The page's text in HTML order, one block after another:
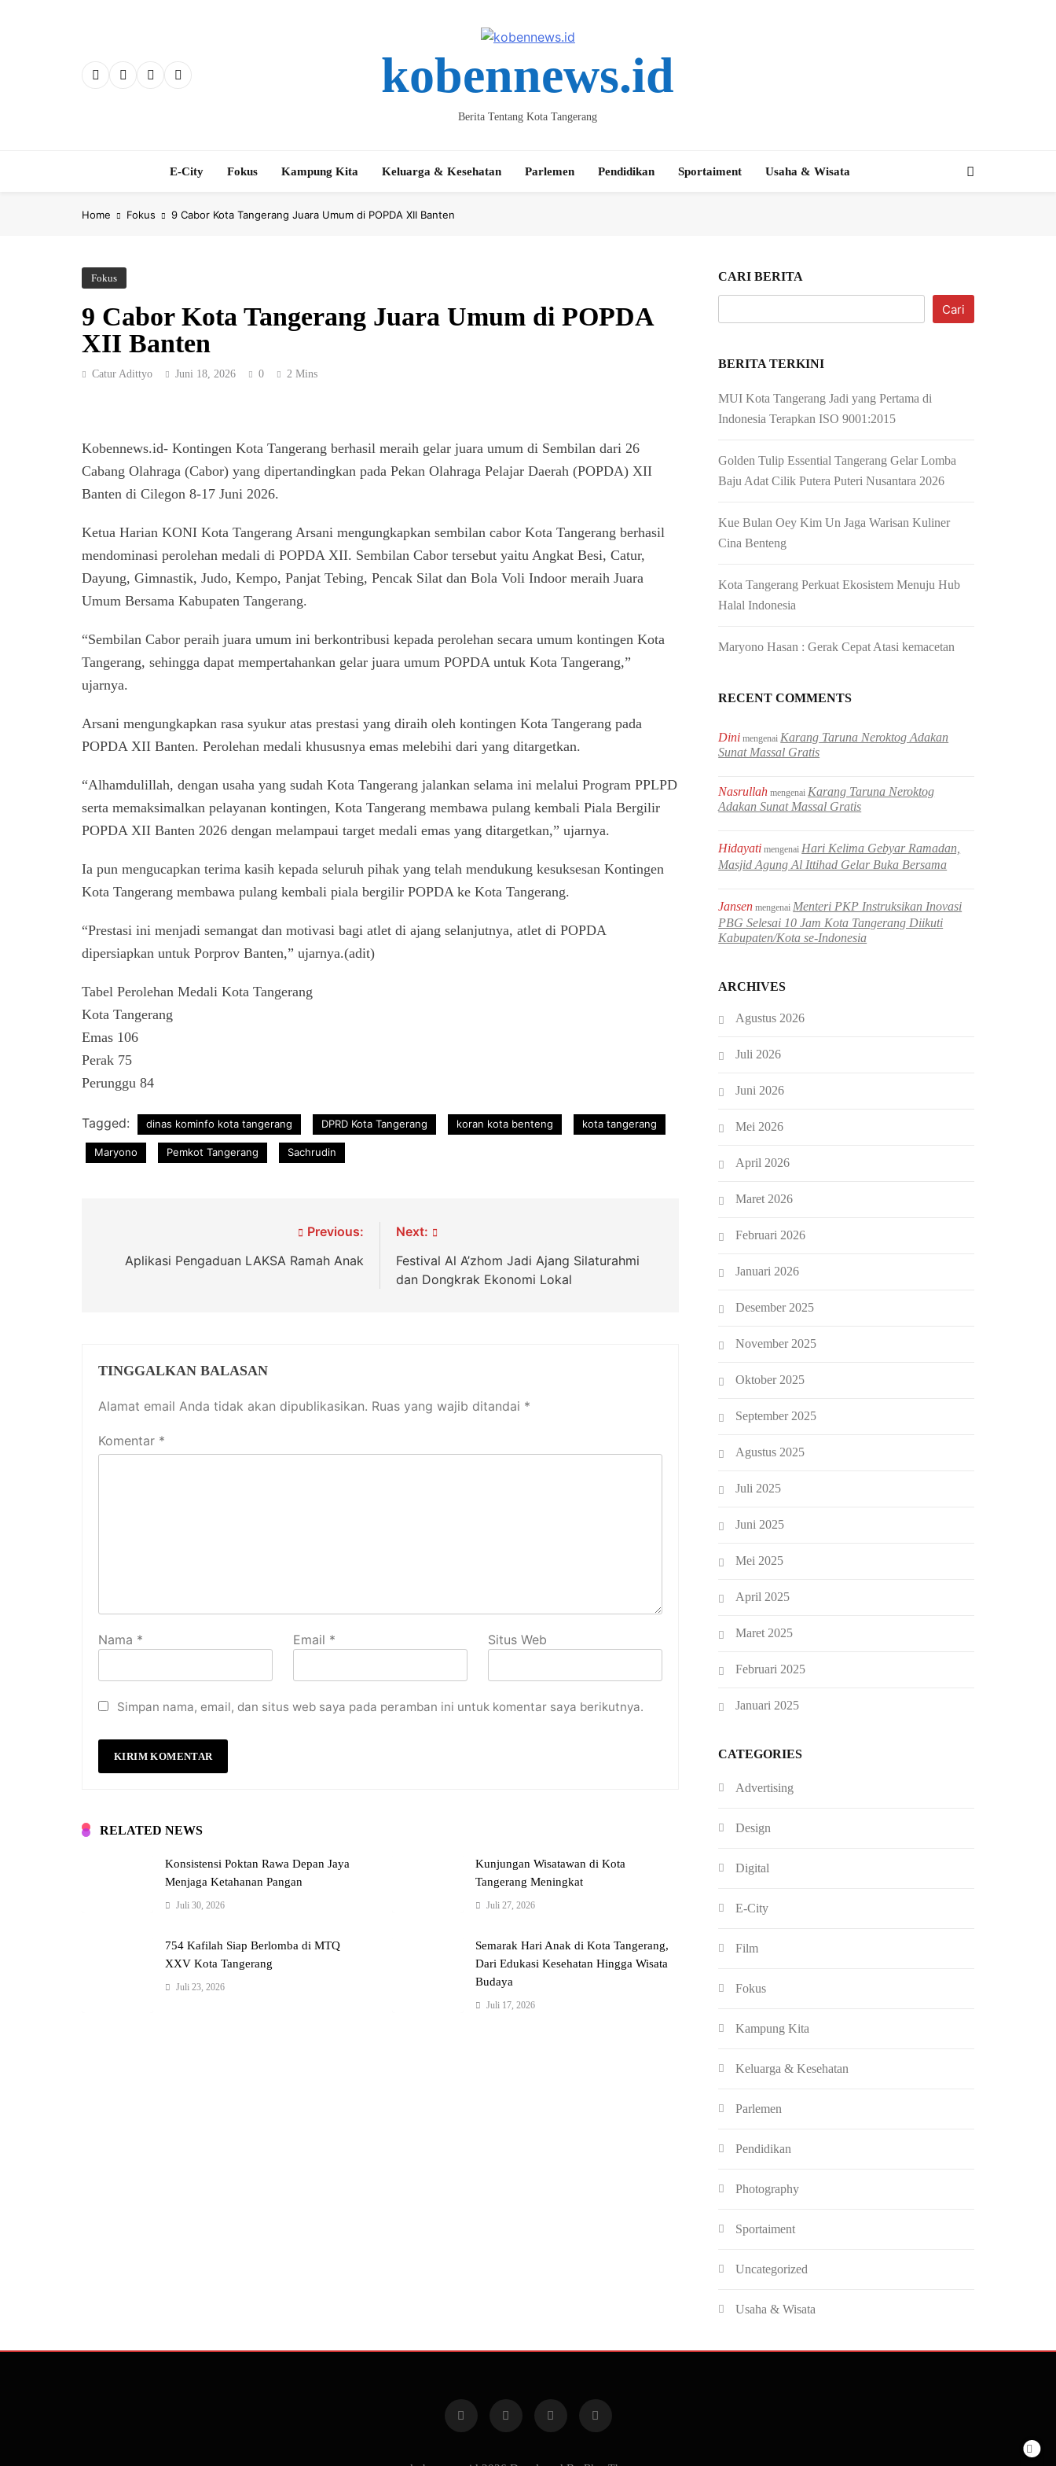
kobennews.id
Berita Tentang Kota Tangerang
E-City Fokus Kampung Kita Keluarga & Kesehatan Parlemen Pendidikan Sportaiment Usaha & Wisata
Home Fokus 9 Cabor Kota Tangerang Juara Umum di POPDA XII Banten
Fokus
9 Cabor Kota Tangerang Juara Umum di POPDA
XII Banten
Catur Adittyo Juni 18, 2026 0 2 Mins
Kobennews.id- Kontingen Kota Tangerang berhasil meraih gelar juara umum di Sembilan dari 26
Cabang Olahraga (Cabor) yang dipertandingkan pada Pekan Olahraga Pelajar Daerah (POPDA) XII
Banten di Cilegon 8-17 Juni 2026.
Ketua Harian KONI Kota Tangerang Arsani mengungkapkan sembilan cabor Kota Tangerang berhasil
mendominasi perolehan medali di POPDA XII. Sembilan Cabor tersebut yaitu Angkat Besi, Catur,
Dayung, Gimnastik, Judo, Kempo, Panjat Tebing, ⁠Pencak Silat dan ⁠Bola Voli Indoor meraih Juara
Umum Bersama Kabupaten Tangerang.
“Sembilan Cabor peraih juara umum ini berkontribusi kepada perolehan secara umum kontingen Kota
Tangerang, sehingga dapat mempertahankan gelar juara umum POPDA untuk Kota Tangerang,”
ujarnya.
Arsani mengungkapkan rasa syukur atas prestasi yang diraih oleh kontingen Kota Tangerang pada
POPDA XII Banten. Perolehan medali khususnya emas melebihi dari yang ditargetkan.
“Alhamdulillah, dengan usaha yang sudah Kota Tangerang jalankan selama ini melalui Program PPLPD
serta memaksimalkan pelayanan kontingen, Kota Tangerang membawa pulang kembali Piala Bergilir
POPDA XII Banten 2026 dengan melampaui target medali emas yang ditargetkan,” ujarnya.
Ia pun mengucapkan terima kasih kepada seluruh pihak yang telah mendukung kesuksesan Kontingen
Kota Tangerang membawa pulang kembali piala bergilir POPDA ke Kota Tangerang.
“Prestasi ini menjadi semangat dan motivasi bagi atlet di ajang selanjutnya, atlet di POPDA
dipersiapkan untuk Porprov Banten,” ujarnya.(adit)
Tabel Perolehan Medali Kota Tangerang
Kota Tangerang
Emas 106
Perak 75
Perunggu 84
Tagged: dinas kominfo kota tangerang DPRD Kota Tangerang koran kota benteng kota tangerang
Maryono Pemkot Tangerang Sachrudin
pos
Previous:
Aplikasi Pengaduan LAKSA Ramah Anak
Next:
Festival Al A’zhom Jadi Ajang Silaturahmi
dan Dongkrak Ekonomi Lokal
TINGGALKAN BALASAN
Alamat email Anda tidak akan dipublikasikan. Ruas yang wajib ditandai *
Komentar *
Nama * Email * Situs Web
Simpan nama, email, dan situs web saya pada peramban ini untuk komentar saya berikutnya.
RELATED NEWS
Konsistensi Poktan Rawa Depan Jaya
Menjaga Ketahanan Pangan
Juli 30, 2026
Kunjungan Wisatawan di Kota
Tangerang Meningkat
Juli 27, 2026
754 Kafilah Siap Berlomba di MTQ
XXV Kota Tangerang
Juli 23, 2026
Semarak Hari Anak di Kota Tangerang,
Dari Edukasi Kesehatan Hingga Wisata
Budaya
Juli 17, 2026
CARI BERITA
Cari
BERITA TERKINI
MUI Kota Tangerang Jadi yang Pertama di
Indonesia Terapkan ISO 9001:2015
Golden Tulip Essential Tangerang Gelar Lomba
Baju Adat Cilik Putera Puteri Nusantara 2026
Kue Bulan Oey Kim Un Jaga Warisan Kuliner
Cina Benteng
Kota Tangerang Perkuat Ekosistem Menuju Hub
Halal Indonesia
Maryono Hasan : Gerak Cepat Atasi kemacetan
RECENT COMMENTS
Dini mengenaiKarang Taruna Neroktog Adakan
Sunat Massal Gratis
Nasrullah mengenaiKarang Taruna Neroktog
Adakan Sunat Massal Gratis
Hidayati mengenaiHari Kelima Gebyar Ramadan,
Masjid Agung Al Ittihad Gelar Buka Bersama
Jansen mengenaiMenteri PKP Instruksikan Inovasi
PBG Selesai 10 Jam Kota Tangerang Diikuti
Kabupaten/Kota se-Indonesia
ARCHIVES
Agustus 2026
Juli 2026
Juni 2026
Mei 2026
April 2026
Maret 2026
Februari 2026
Januari 2026
Desember 2025
November 2025
Oktober 2025
September 2025
Agustus 2025
Juli 2025
Juni 2025
Mei 2025
April 2025
Maret 2025
Februari 2025
Januari 2025
CATEGORIES
Advertising
Design
Digital
E-City
Film
Fokus
Kampung Kita
Keluarga & Kesehatan
Parlemen
Pendidikan
Photography
Sportaiment
Uncategorized
Usaha & Wisata